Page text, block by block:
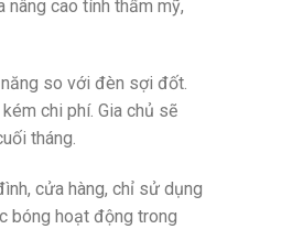
cao tính thẩm mỹ,
so với đèn sợi đốt.
chi phí. Gia chủ sẽ
tháng.
cửa hàng, chỉ sử dụng
bóng hoạt động trong